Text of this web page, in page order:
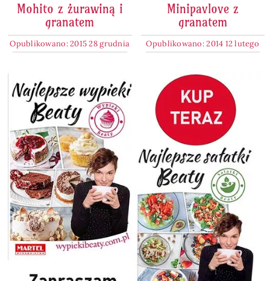
Mohito z żurawiną i
granatem
Opublikowano: 2015 28 grudnia
Minipavlove z
granatem
Opublikowano: 2014 12 lutego